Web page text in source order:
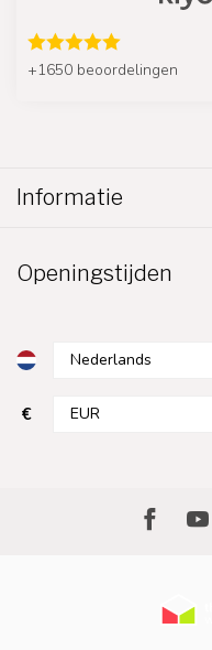
+1650 beoordelingen
Informatie
Openingstijden
€